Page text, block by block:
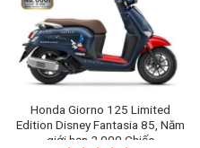
Honda Giorno 125 Limited
Edition Disney Fantasia 85, Năm
giới hạn 2.000 Chiếc